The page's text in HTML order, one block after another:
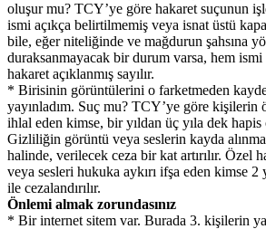
oluşur mu? TCY’ye göre hakaret suçunun
ismi açıkça belirtilmemiş veya isnat üstü
bile, eğer niteliğinde ve mağdurun şahsına
duraksanmayacak bir durum varsa, hem
hakaret açıklanmış sayılır.
* Birisinin görüntülerini o farketmeden
yayınladım. Suç mu? TCY’ye göre kişilerin
ihlal eden kimse, bir yıldan üç yıla dek hapis
Gizliliğin görüntü veya seslerin kayda
halinde, verilecek ceza bir kat artırılır. Özel
veya sesleri hukuka aykırı ifşa eden kimse 2
ile cezalandırılır.
Önlemi almak zorundasınız
* Bir internet sitem var. Burada 3. kişilerin